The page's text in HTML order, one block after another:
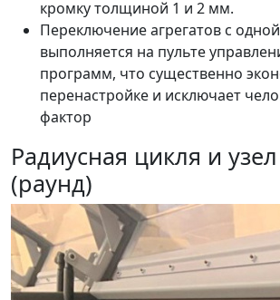
кромку толщиной 1 и 2 мм.
Переключение агрегатов с
выполняется на пульте
программ, что существенно
перенастройке и исключает
фактор
Радиусная цикля и
(раунд)